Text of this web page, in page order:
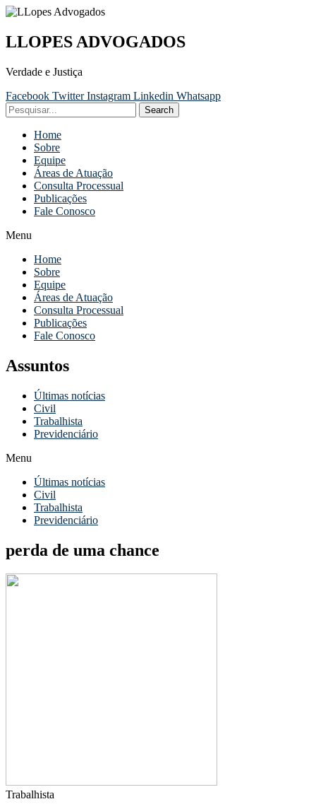
LLOPES ADVOGADOS
Verdade e Justiça
Facebook Twitter Instagram Linkedin Whatsapp
Search
Home
Sobre
Equipe
Áreas de Atuação
Consulta Processual
Publicações
Fale Conosco
Menu
Home
Sobre
Equipe
Áreas de Atuação
Consulta Processual
Publicações
Fale Conosco
Assuntos
Últimas notícias
Civil
Trabalhista
Previdenciário
Menu
Últimas notícias
Civil
Trabalhista
Previdenciário
perda de uma chance
Trabalhista